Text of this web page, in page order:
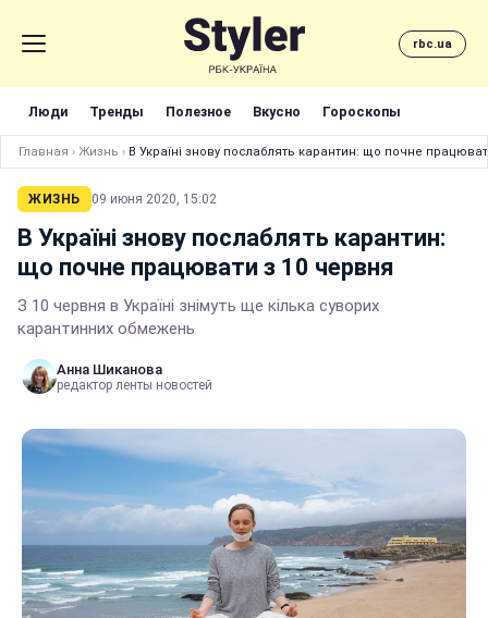
rbc.ua
Люди Тренды Полезное Вкусно Гороскопы
Главная › Жизнь › В Україні знову послаблять карантин: що почне
ЖИЗНЬ 09 июня 2020, 15:02
В Україні знову послаблять карантин:
що почне працювати з 10 червня
З 10 червня в Україні знімуть ще кілька суворих
карантинних обмежень
Анна Шиканова
редактор ленты новостей